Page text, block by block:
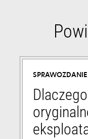
SPRAWOZDANIE